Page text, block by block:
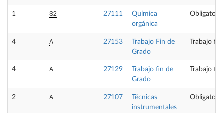
1 S2 27111
Química
orgánica
Obligatoria
4 A 27153
Trabajo Fin de
Grado
Trabajo
4 A 27129
Trabajo fin de
Grado
Trabajo
2 A 27107
Técnicas
instrumentales
Obligatoria